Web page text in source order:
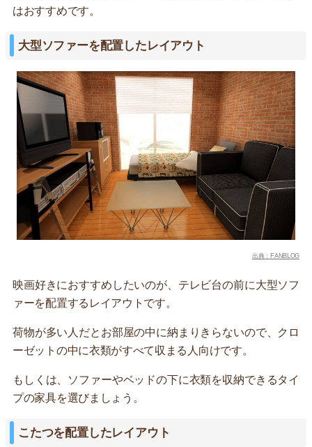
はおすすめです。
大型ソファーを配置したレイアウト
出典：FANBLOG
映画好きにおすすめしたいのが、テレビ台の前に大型ソフ
ァーを配置するレイアウトです。
荷物が多い人だとお部屋の中に納まりきらないので、クロ
ーゼットの中に衣類がすべて収まる人向けです。
もしくは、ソファーやベッドの下に衣類を収納できるタイ
プの家具を選びましょう。
こたつを配置したレイアウト